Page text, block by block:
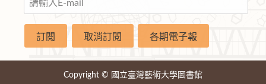
Copyright © 國立臺灣藝術大學圖書館